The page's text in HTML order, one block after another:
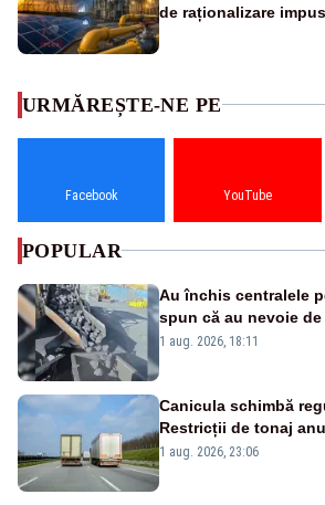
de raționalizare
URMĂREȘTE-NE PE
Facebook YouTube
POPULAR
Au închis centralele
spun că au nevoie de
pasează vina în plină
1 aug. 2026, 18:11
Canicula schimbă
Restricții de tonaj
județe
1 aug. 2026, 23:06